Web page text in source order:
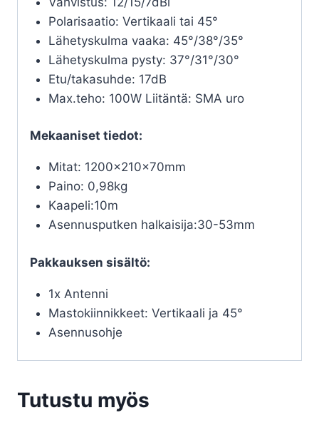
Polarisaatio: Vertikaali tai 45°
Lähetyskulma vaaka: 45°/38°/35°
Lähetyskulma pysty: 37°/31°/30°
Etu/takasuhde: 17dB
Max.teho: 100W Liitäntä: SMA uro
Mekaaniset tiedot:
Mitat: 1200×210×70mm
Paino: 0,98kg
Kaapeli:10m
Asennusputken halkaisija:30-53mm
Pakkauksen sisältö:
1x Antenni
Mastokiinnikkeet: Vertikaali ja 45°
Asennusohje
Tutustu myös